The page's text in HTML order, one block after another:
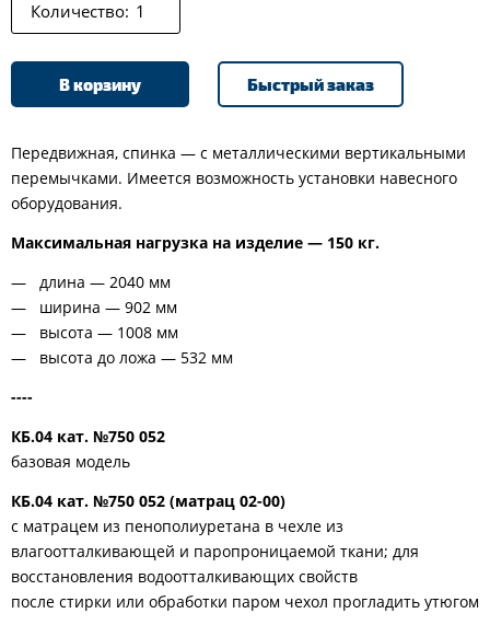
Количество:
В корзину Быстрый заказ
Передвижная, спинка — с металлическими вертикальными
перемычками. Имеется возможность установки навесного
оборудования.
Максимальная нагрузка на изделие — 150 кг.
длина — 2040 мм
ширина — 902 мм
высота — 1008 мм
высота до ложа — 532 мм
----
КБ.04 кат. №750 052
базовая модель
КБ.04 кат. №750 052 (матрац 02-00)
с матрацем из пенополиуретана в чехле из
влагоотталкивающей и паропроницаемой ткани; для
восстановления водоотталкивающих свойств
после стирки или обработки паром чехол прогладить утюгом